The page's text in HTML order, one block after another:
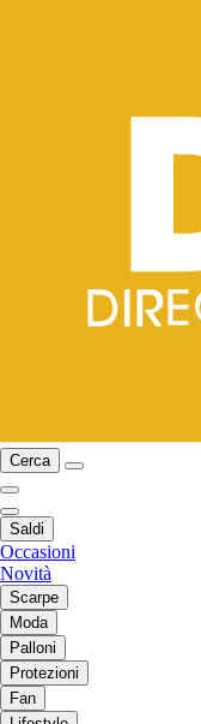
Cerca
Saldi
Occasioni
Novità
Scarpe
Moda
Palloni
Protezioni
Fan